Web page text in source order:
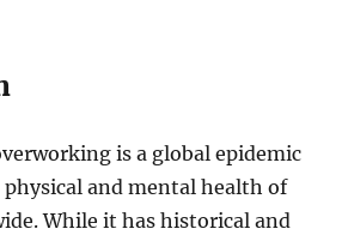
is a global epidemic
and mental health of
While it has historical and